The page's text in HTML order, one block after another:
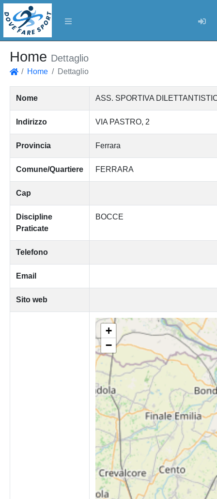
Home Dettaglio
Home Dettaglio
Nome ASS. SPORTIVA
Indirizzo VIA PASTRO, 2
Provincia Ferrara
Comune/Quartiere FERRARA
Cap
Discipline
Praticate
BOCCE
Telefono
Email
Sito web
+
−